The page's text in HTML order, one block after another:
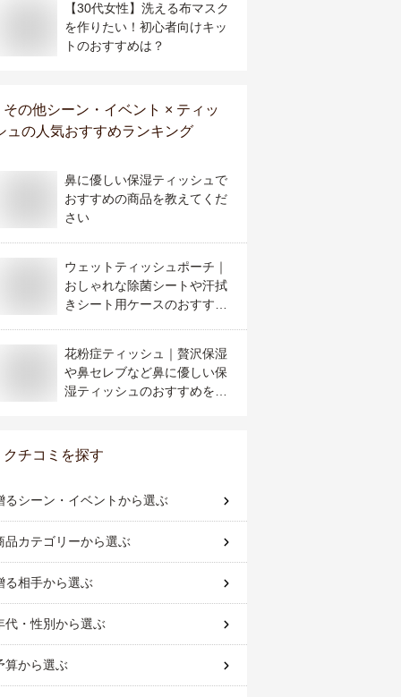
【30代女性】洗える布マスク
を作りたい！初心者向けキッ
トのおすすめは？
その他シーン・イベント × ティッ
ュ の人気おすすめランキング
鼻に優しい保湿ティッシュで
おすすめの商品を教えてくだ
さい
ウェットティッシュポーチ｜
おしゃれな除菌シートや汗拭
きシート用ケースのおすすめ
花粉症ティッシュ｜贅沢保湿
や鼻セレブなど鼻に優しい保
湿ティッシュのおすすめを教
クチコミを探す
るシーン・イベントから選ぶ
品カテゴリーから選ぶ
る相手から選ぶ
代・性別から選ぶ
算から選ぶ